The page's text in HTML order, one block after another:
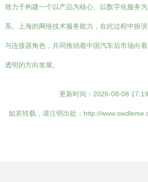
致力于构建一个以产品为核心、以数字化服务
系。上海的网络技术服务能力，在此过程中扮
与连接器角色，共同推动着中国汽车后市场向
透明的方向发展。
更新时间：2026-08-08
如若转载，请注明出处：http://